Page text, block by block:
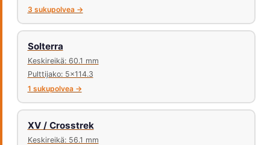
3 sukupolvea →
Solterra
Keskireikä: 60.1 mm
Pulttijako: 5x114.3
1 sukupolvea →
XV / Crosstrek
Keskireikä: 56.1 mm